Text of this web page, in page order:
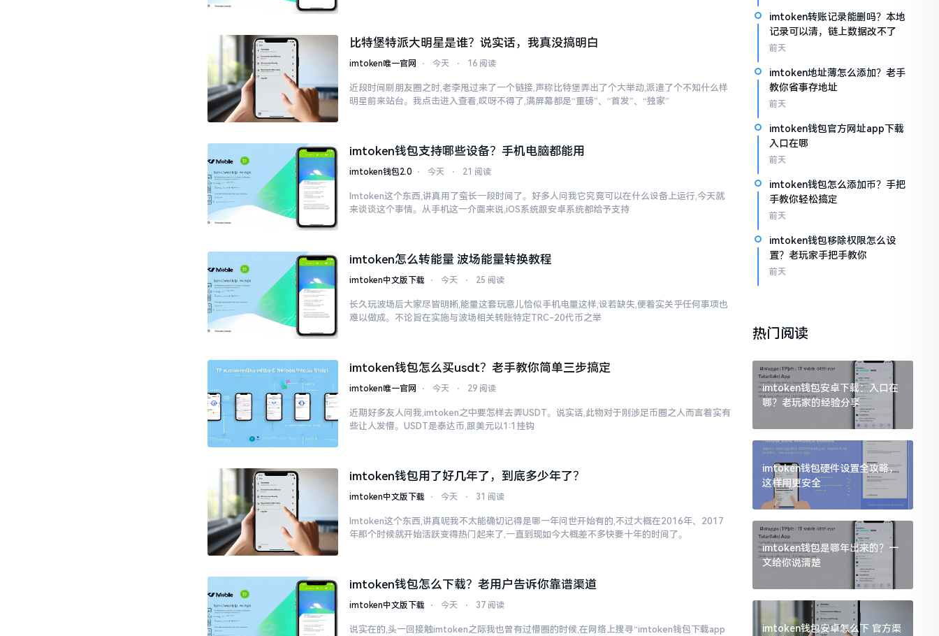
比特堡特派大明星是谁？说实话，我真没搞明白
imtoken唯一官网 ⋅ 今天 ⋅ 16 阅读
近段时间刷朋友圈之时,老李甩过来了一个链接,声称比特堡弄出了个大举动,派遣了个不知什么样
明星前来站台。我点击进入查看,哎呀不得了,满屏幕都是“重磅”、“首发”、“独家”
imtoken钱包支持哪些设备？手机电脑都能用
imtoken钱包2.0 ⋅ 今天 ⋅ 21 阅读
Imtoken这个东西,讲真用了蛮长一段时间了。好多人问我它究竟可以在什么设备上运行,今天就
来谈谈这个事情。从手机这一介面来说,iOS系统跟安卓系统都给予支持
imtoken怎么转能量 波场能量转换教程
imtoken中文版下载 ⋅ 今天 ⋅ 25 阅读
长久玩波场后大家尽皆明晰,能量这套玩意儿恰似手机电量这样,设若缺失,便着实关乎任何事项也
难以做成。不论旨在实施与波场相关转账特定TRC-20代币之举
imtoken钱包怎么买usdt？老手教你简单三步搞定
imtoken唯一官网 ⋅ 今天 ⋅ 29 阅读
近期好多友人问我,imtoken之中要怎样去弄USDT。说实话,此物对于刚涉足币圈之人而言着实有
些让人发懵。USDT是泰达币,跟美元以1:1挂钩
imtoken钱包用了好几年了，到底多少年了？
imtoken中文版下载 ⋅ 今天 ⋅ 31 阅读
Imtoken这个东西,讲真呢我不太能确切记得是哪一年问世开始有的,不过大概在2016年、2017
年那个时候就开始活跃变得热门起来了,一直到现如今大概差不多快要十年的时间了。
imtoken钱包怎么下载？老用户告诉你靠谱渠道
imtoken中文版下载 ⋅ 今天 ⋅ 37 阅读
说实在的,头一回接触imtoken之际我也曾有过懵圈的时候,在网络上搜寻“imtoken钱包下载app
imtoken转账记录能删吗？本地
记录可以清，链上数据改不了
前天
imtoken地址薄怎么添加？老手
教你省事存地址
前天
imtoken钱包官方网址app下载
入口在哪
前天
imtoken钱包怎么添加币？手把
手教你轻松搞定
前天
imtoken钱包移除权限怎么设
置？老玩家手把手教你
前天
热门阅读
imtoken钱包安卓下载：入口在
哪？老玩家的经验分享
imtoken钱包硬件设置全攻略，
这样用更安全
imtoken钱包是哪年出来的？一
文给你说清楚
imtoken钱包安卓怎么下 官方渠